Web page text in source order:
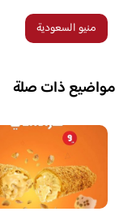
منيو السعودية
مواضيع ذات صلة